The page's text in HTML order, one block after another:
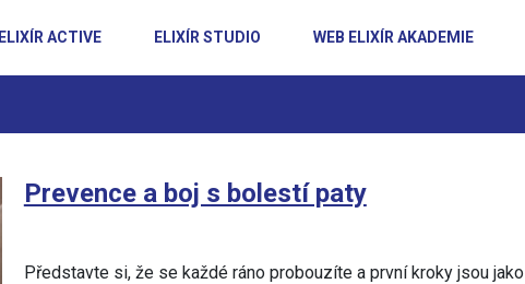
ELIXÍR ACTIVE ELIXÍR STUDIO WEB ELIXÍR AKADEMIE
Prevence a boj s bolestí paty
Představte si, že se každé ráno probouzíte a první kroky jsou jako